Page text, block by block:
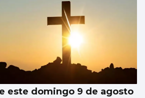
este domingo 9 de agosto